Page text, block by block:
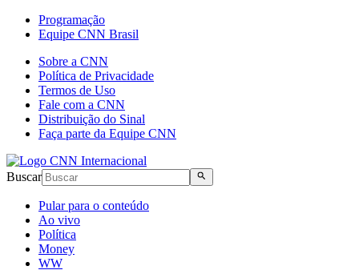
Programação
Equipe CNN Brasil
Sobre a CNN
Política de Privacidade
Termos de Uso
Fale com a CNN
Distribuição do Sinal
Faça parte da Equipe CNN
Buscar
Pular para o conteúdo
Ao vivo
Política
Money
WW